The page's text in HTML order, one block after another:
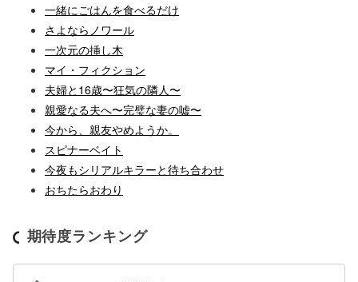
一緒にごはんを食べるだけ
さよならノワール
一次元の挿し木
マイ・フィクション
夫婦と16歳〜狂気の隣人〜
親愛なる夫へ〜完璧な妻の嘘〜
今から、親友やめようか。
スピナーベイト
今夜もシリアルキラーと待ち合わせ
おちたらおわり
期待度ランキング